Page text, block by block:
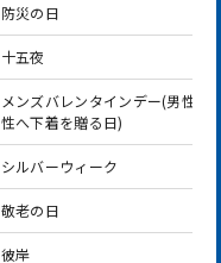
防災の日
十五夜
メンズバレンタインデー(男性が
性へ下着を贈る日)
シルバーウィーク
敬老の日
彼岸